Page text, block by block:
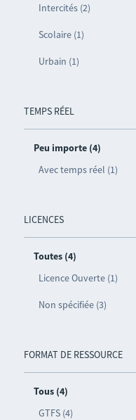
Intercités (2)
Scolaire (1)
Urbain (1)
TEMPS RÉEL
Peu importe (4)
Avec temps réel (1)
LICENCES
Toutes (4)
Licence Ouverte (1)
Non spécifiée (3)
FORMAT DE RESSOURCE
Tous (4)
GTFS (4)